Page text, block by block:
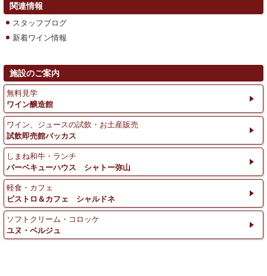
関連情報
スタッフブログ
新着ワイン情報
施設のご案内
無料見学
ワイン醸造館
ワイン、ジュースの試飲・お土産販売
試飲即売館バッカス
しまね和牛・ランチ
バーベキューハウス シャトー弥山
軽食・カフェ
ビストロ＆カフェ シャルドネ
ソフトクリーム・コロッケ
ユヌ・ベルジュ